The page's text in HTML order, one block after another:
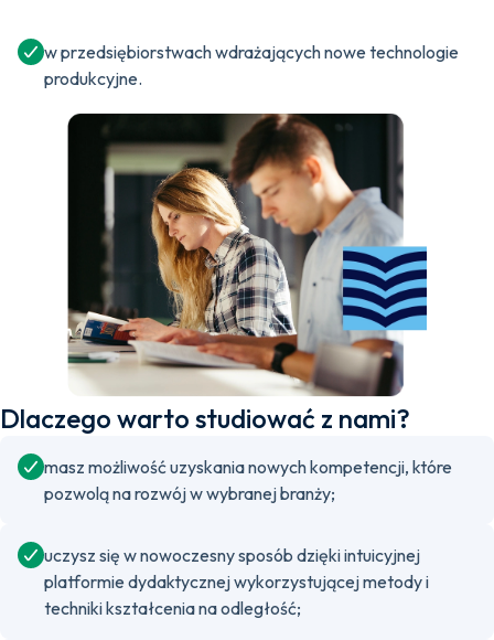
w przedsiębiorstwach wdrażających nowe technologie
produkcyjne.
Dlaczego warto studiować z nami?
masz możliwość uzyskania nowych kompetencji, które
pozwolą na rozwój w wybranej branży;
uczysz się w nowoczesny sposób dzięki intuicyjnej
platformie dydaktycznej wykorzystującej metody i
techniki kształcenia na odległość;